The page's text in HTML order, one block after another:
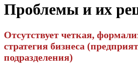
Проблемы и их
Отсутствует четкая,
стратегия бизнеса
подразделения)